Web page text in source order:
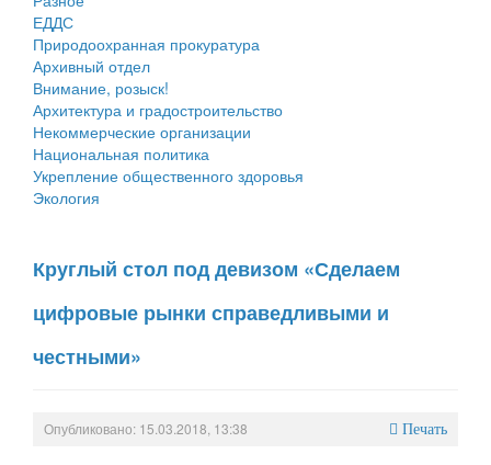
Сельские поселения
ЕДДС
Природоохранная прокуратура
Архивный отдел
Внимание, розыск!
Архитектура и градостроительство
Некоммерческие организации
Национальная политика
Укрепление общественного здоровья
Экология
Круглый стол под девизом «Сделаем
цифровые рынки справедливыми и
честными»
Опубликовано: 15.03.2018, 13:38 Печать